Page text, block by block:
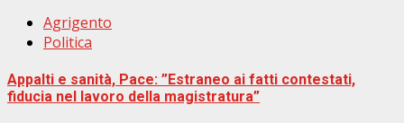
Agrigento
Politica
Appalti e sanità, Pace: ”Estraneo ai fatti contestati,
fiducia nel lavoro della magistratura”